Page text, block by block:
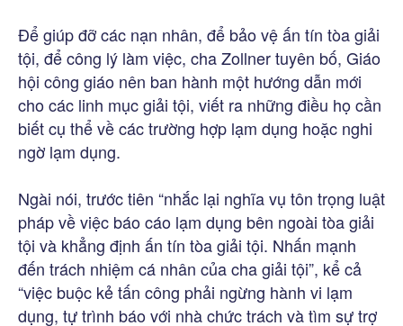
Để giúp đỡ các nạn nhân, để bảo vệ ấn tín tòa giải
tội, để công lý làm việc, cha Zollner tuyên bố, Giáo
hội công giáo nên ban hành một hướng dẫn mới
cho các linh mục giải tội, viết ra những điều họ cần
biết cụ thể về các trường hợp lạm dụng hoặc nghi
ngờ lạm dụng.
Ngài nói, trước tiên “nhắc lại nghĩa vụ tôn trọng luật
pháp về việc báo cáo lạm dụng bên ngoài tòa giải
tội và khẳng định ấn tín tòa giải tội. Nhấn mạnh
đến trách nhiệm cá nhân của cha giải tội”, kể cả
“việc buộc kẻ tấn công phải ngừng hành vi lạm
dụng, tự trình báo với nhà chức trách và tìm sự trợ